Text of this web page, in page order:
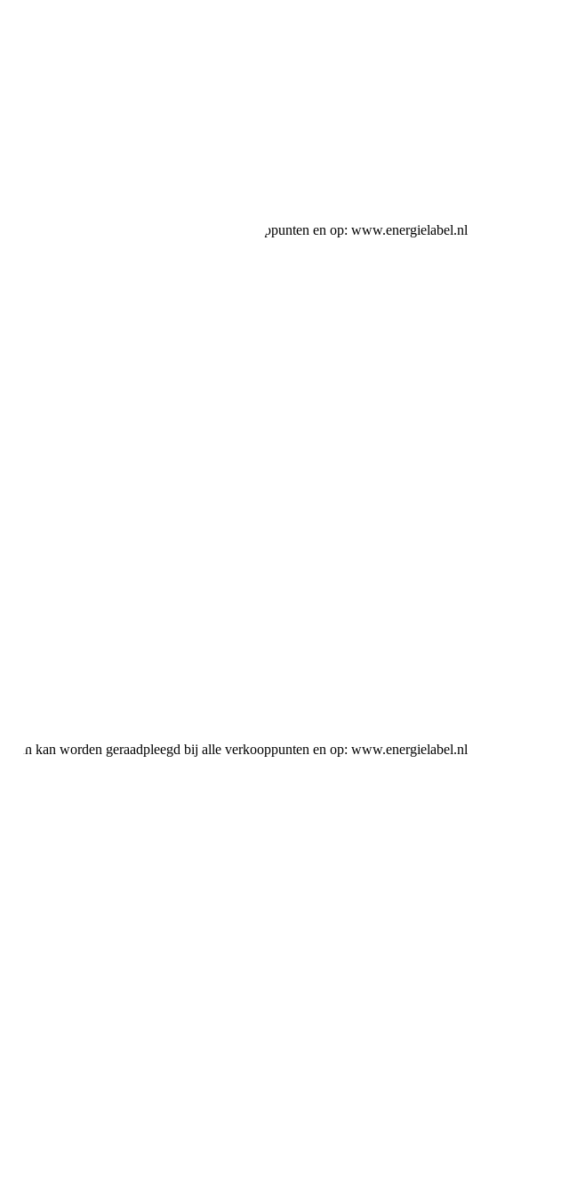
kan worden geraadpleegd bij alle verkooppunten en op: www.energielabel.nl
kan worden geraadpleegd bij alle verkooppunten en op: www.energielabel.nl